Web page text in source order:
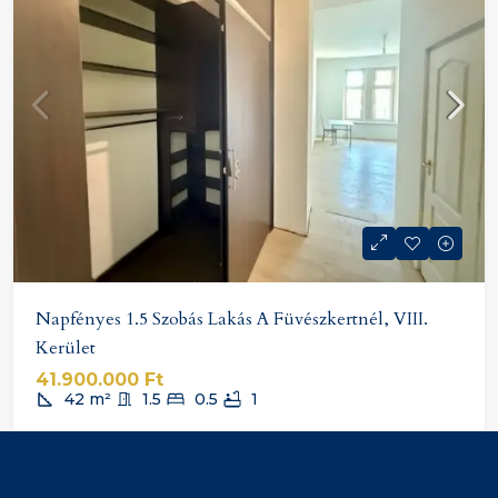
Napfényes 1.5 Szobás Lakás A Füvészkertnél, VIII.
Kerület
41.900.000 Ft
42 m² 1.5 0.5 1